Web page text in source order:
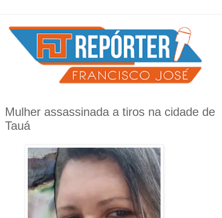
Mulher assassinada a tiros na cidade de
Tauá